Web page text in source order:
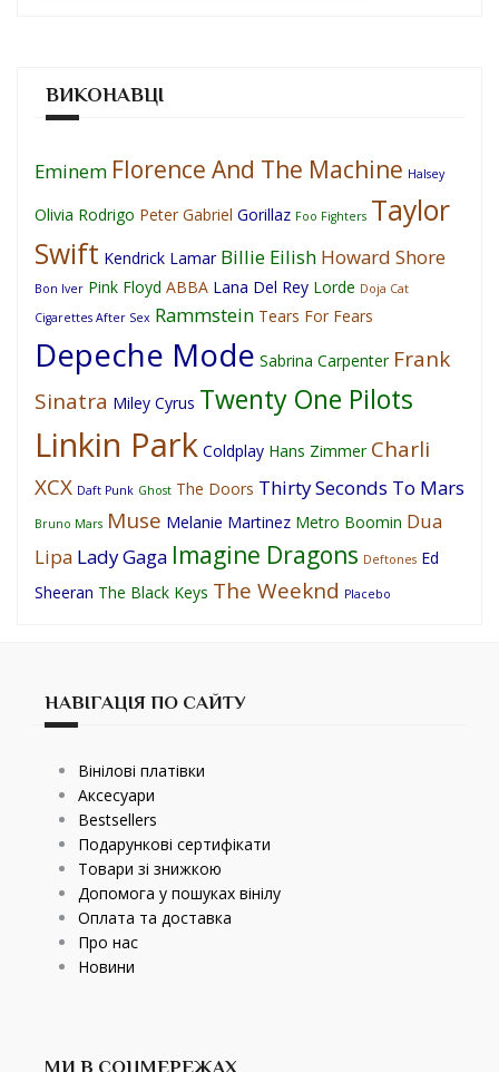
ВИКОНАВЦІ
Eminem Florence And The Machine Halsey
Olivia Rodrigo Peter Gabriel Gorillaz Foo Fighters Taylor
Swift Kendrick Lamar Billie Eilish Howard Shore
Bon Iver Pink Floyd ABBA Lana Del Rey Lorde Doja Cat
Cigarettes After Sex Rammstein Tears For Fears
Depeche Mode Sabrina Carpenter Frank
Sinatra Miley Cyrus Twenty One Pilots
Linkin Park Coldplay Hans Zimmer Charli
XCX Daft Punk Ghost The Doors Thirty Seconds To Mars
Bruno Mars Muse Melanie Martinez Metro Boomin Dua
Lipa Lady Gaga Imagine Dragons Deftones Ed
Sheeran The Black Keys The Weeknd Placebo
НАВІГАЦІЯ ПО САЙТУ
Вінілові платівки
Аксесуари
Bestsellers
Подарункові сертифікати
Товари зі знижкою
Допомога у пошуках вінілу
Оплата та доставка
Про нас
Новини
МИ В СОЦМЕРЕЖАХ